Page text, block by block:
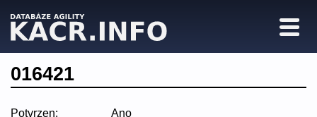
016421
Potvrzen: Ano